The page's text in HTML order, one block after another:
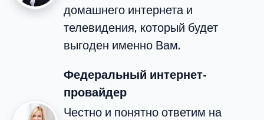
домашнего интернета и
телевидения, который будет
выгоден именно Вам.
Федеральный интернет-
провайдер
Честно и понятно ответим на